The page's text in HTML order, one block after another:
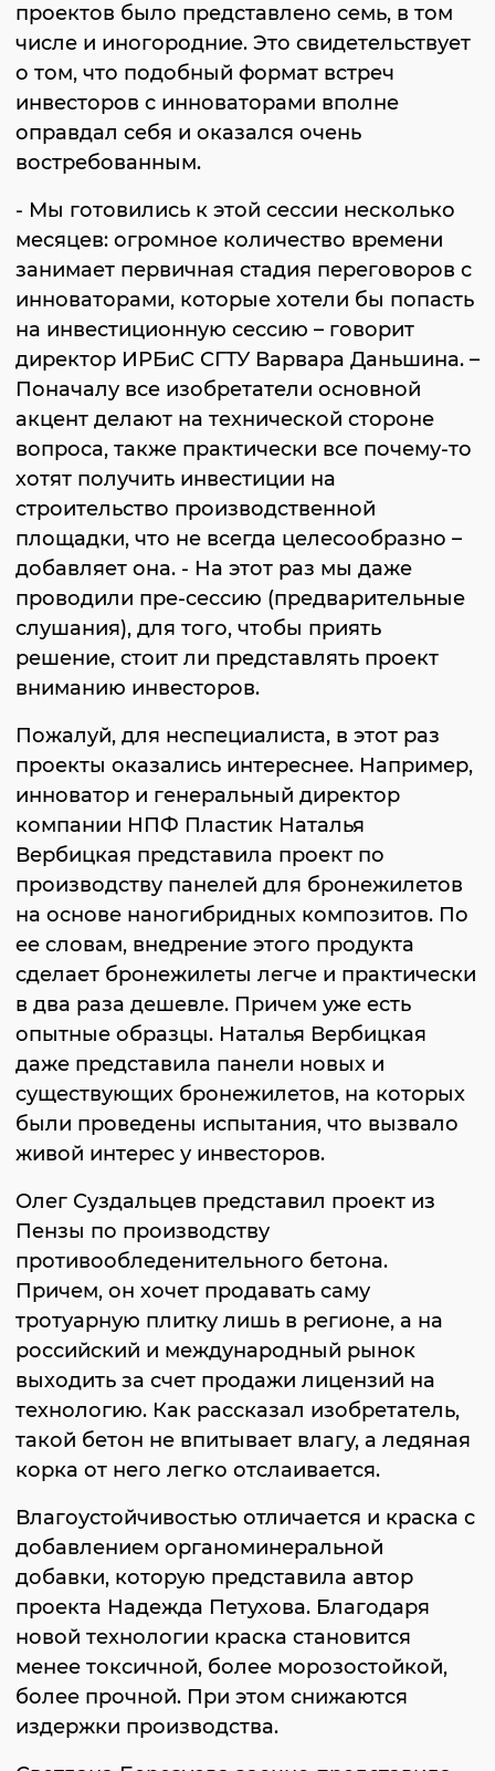
проектов было представлено семь, в том
числе и иногородние. Это свидетельствует
о том, что подобный формат встреч
инвесторов с инноваторами вполне
оправдал себя и оказался очень
востребованным.
- Мы готовились к этой сессии несколько
месяцев: огромное количество времени
занимает первичная стадия переговоров с
инноваторами, которые хотели бы попасть
на инвестиционную сессию – говорит
директор ИРБиС СГТУ Варвара Даньшина. –
Поначалу все изобретатели основной
акцент делают на технической стороне
вопроса, также практически все почему-то
хотят получить инвестиции на
строительство производственной
площадки, что не всегда целесообразно –
добавляет она. - На этот раз мы даже
проводили пре-сессию (предварительные
слушания), для того, чтобы приять
решение, стоит ли представлять проект
вниманию инвесторов.
Пожалуй, для неспециалиста, в этот раз
проекты оказались интереснее. Например,
инноватор и генеральный директор
компании НПФ Пластик Наталья
Вербицкая представила проект по
производству панелей для бронежилетов
на основе наногибридных композитов. По
ее словам, внедрение этого продукта
сделает бронежилеты легче и практически
в два раза дешевле. Причем уже есть
опытные образцы. Наталья Вербицкая
даже представила панели новых и
существующих бронежилетов, на которых
были проведены испытания, что вызвало
живой интерес у инвесторов.
Олег Суздальцев представил проект из
Пензы по производству
противообледенительного бетона.
Причем, он хочет продавать саму
тротуарную плитку лишь в регионе, а на
российский и международный рынок
выходить за счет продажи лицензий на
технологию. Как рассказал изобретатель,
такой бетон не впитывает влагу, а ледяная
корка от него легко отслаивается.
Влагоустойчивостью отличается и краска с
добавлением органоминеральной
добавки, которую представила автор
проекта Надежда Петухова. Благодаря
новой технологии краска становится
менее токсичной, более морозостойкой,
более прочной. При этом снижаются
издержки производства.